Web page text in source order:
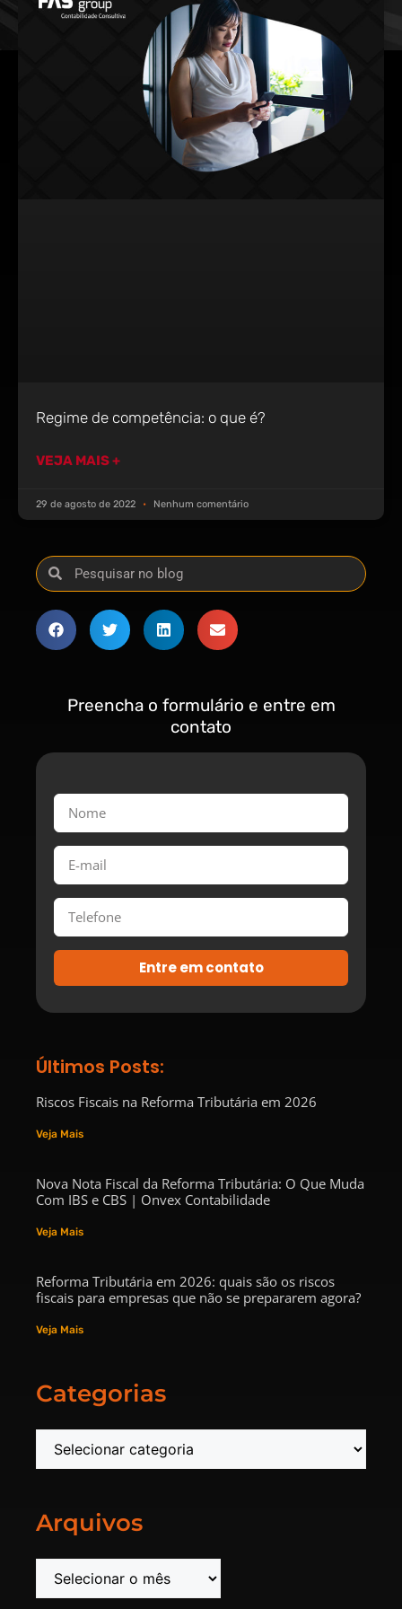
Regime de competência: o que é?
VEJA MAIS +
29 de agosto de 2022 Nenhum comentário
Preencha o formulário e entre em
contato
Entre em contato
Últimos Posts:
Riscos Fiscais na Reforma Tributária em 2026
Veja Mais
Nova Nota Fiscal da Reforma Tributária: O Que Muda
Com IBS e CBS | Onvex Contabilidade
Veja Mais
Reforma Tributária em 2026: quais são os riscos
fiscais para empresas que não se prepararem agora?
Veja Mais
Categorias
Arquivos